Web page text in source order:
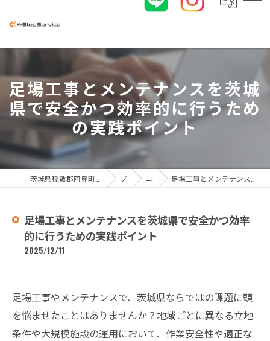
足場工事とメンテナンスを茨城
県で安全かつ効率的に行うため
の実践ポイント
ブログ コラム 足場工事とメンテナンスを茨城県で安全かつ効率的に行うための実践ポイント
足場工事とメンテナンスを茨城県で安全かつ効率
的に行うための実践ポイント
2025/12/11
足場工事やメンテナンスで、茨城県ならではの課題に頭
を悩ませたことはありませんか？地域ごとに異なる立地
条件や大規模施設の運用において、作業安全性や適正な